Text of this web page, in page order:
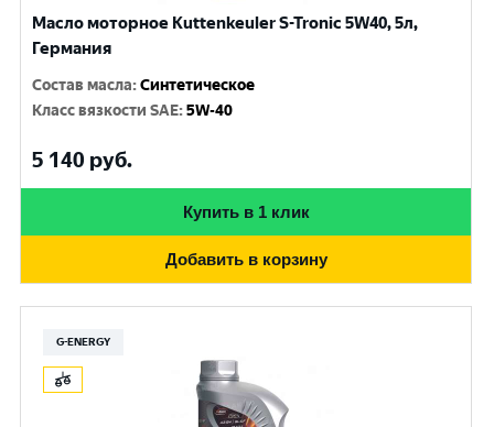
Масло моторное Kuttenkeuler S-Tronic 5W40, 5л,
Германия
Состав масла:Синтетическое
Класс вязкости SAE:5W-40
5 140 руб.
Купить в 1 клик
Добавить в корзину
G-ENERGY